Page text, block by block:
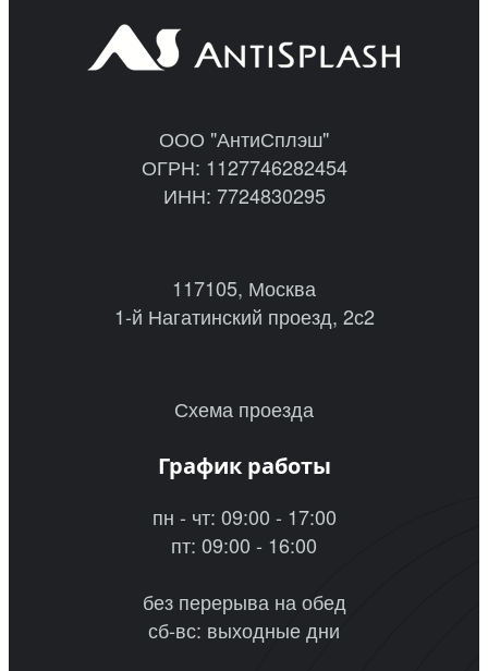
ООО "АнтиСплэш"
ОГРН: 1127746282454
ИНН: 7724830295
117105, Москва
1-й Нагатинский проезд, 2с2
Схема проезда
График работы
пн - чт: 09:00 - 17:00
пт: 09:00 - 16:00
без перерыва на обед
сб-вс: выходные дни